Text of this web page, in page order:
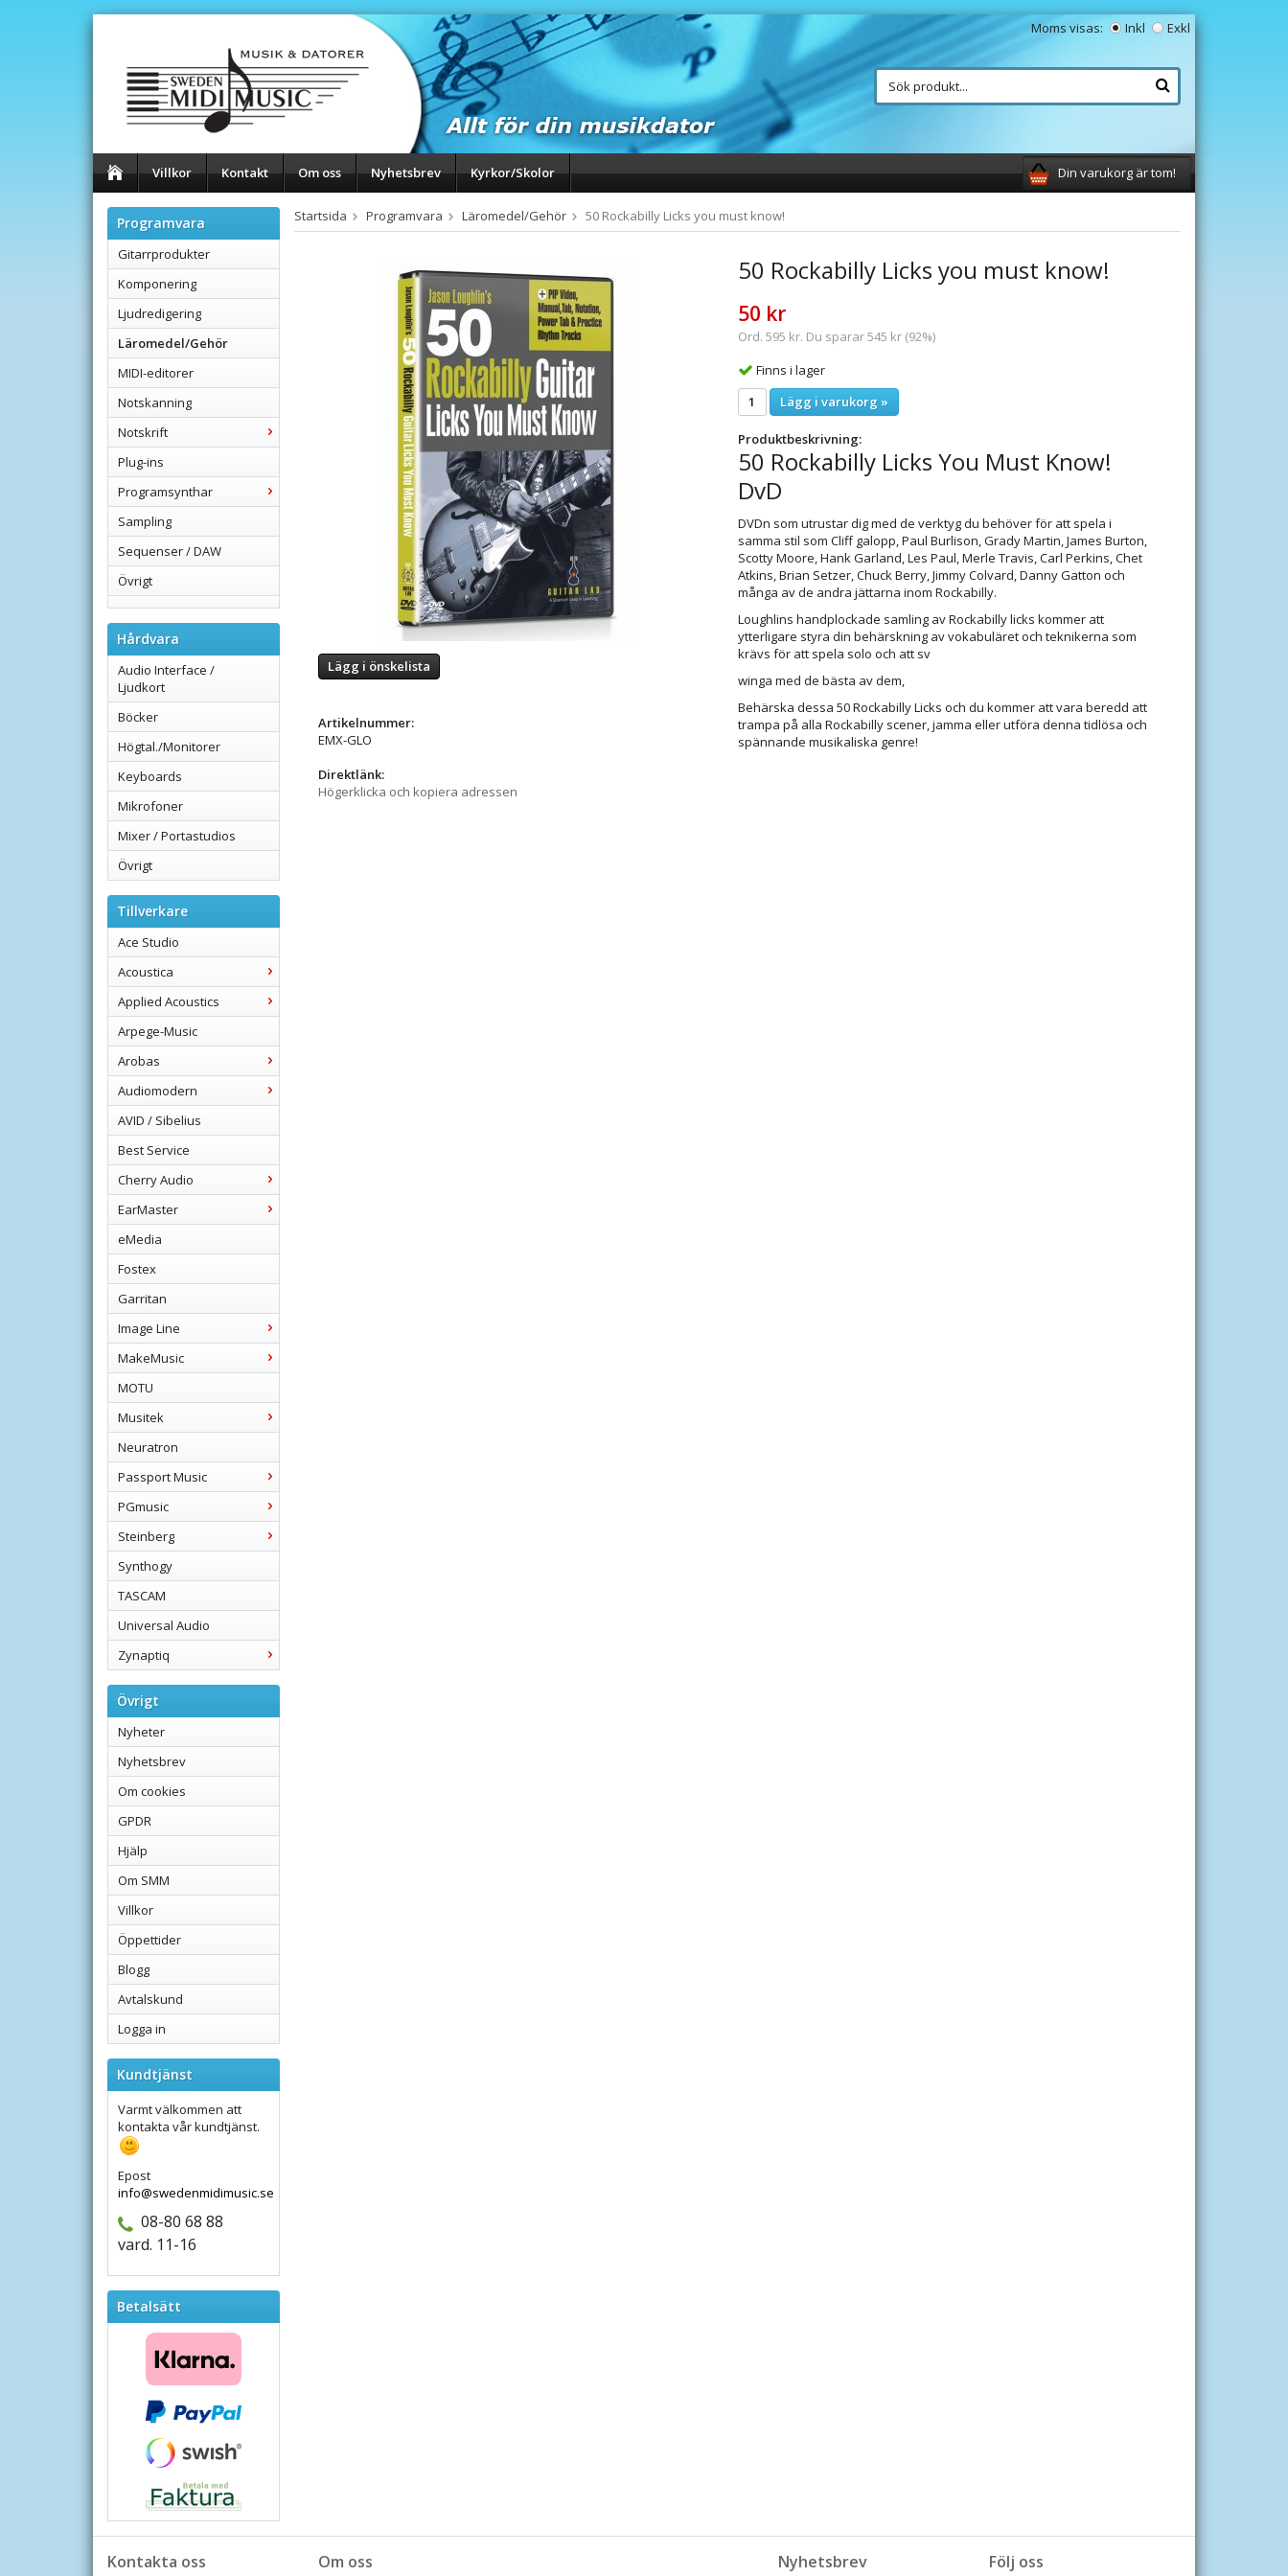
Moms visas: Inkl Exkl
Villkor Kontakt Om oss Nyhetsbrev Kyrkor/Skolor Din varukorg är tom!
Programvara
Gitarrprodukter
Komponering
Ljudredigering
Läromedel/Gehör
MIDI-editorer
Notskanning
Notskrift
Plug-ins
Programsynthar
Sampling
Sequenser / DAW
Övrigt
Hårdvara
Audio Interface /
Ljudkort
Böcker
Högtal./Monitorer
Keyboards
Mikrofoner
Mixer / Portastudios
Övrigt
Tillverkare
Ace Studio
Acoustica
Applied Acoustics
Arpege-Music
Arobas
Audiomodern
AVID / Sibelius
Best Service
Cherry Audio
EarMaster
eMedia
Fostex
Garritan
Image Line
MakeMusic
MOTU
Musitek
Neuratron
Passport Music
PGmusic
Steinberg
Synthogy
TASCAM
Universal Audio
Zynaptiq
Övrigt
Nyheter
Nyhetsbrev
Om cookies
GPDR
Hjälp
Om SMM
Villkor
Öppettider
Blogg
Avtalskund
Logga in
Kundtjänst
Varmt välkommen att
kontakta vår kundtjänst.
Epost
info@swedenmidimusic.se
08-80 68 88
vard. 11-16
Betalsätt
Startsida Programvara Läromedel/Gehör 50 Rockabilly Licks you must know!
50 Rockabilly Licks you must know!
50 kr
Ord. 595 kr. Du sparar 545 kr (92%)
Finns i lager
Lägg i varukorg »
Produktbeskrivning:
50 Rockabilly Licks You Must Know!
DvD
DVDn som utrustar dig med de verktyg du behöver för att spela i
samma stil som Cliff galopp, Paul Burlison, Grady Martin, James Burton,
Scotty Moore, Hank Garland, Les Paul, Merle Travis, Carl Perkins, Chet
Atkins, Brian Setzer, Chuck Berry, Jimmy Colvard, Danny Gatton och
många av de andra jättarna inom Rockabilly.
Loughlins handplockade samling av Rockabilly licks kommer att
ytterligare styra din behärskning av vokabuläret och teknikerna som
krävs för att spela solo och att sv
winga med de bästa av dem,
Behärska dessa 50 Rockabilly Licks och du kommer att vara beredd att
trampa på alla Rockabilly scener, jamma eller utföra denna tidlösa och
spännande musikaliska genre!
Lägg i önskelista
Artikelnummer:
EMX-GLO
Direktlänk:
Högerklicka och kopiera adressen
Kontakta oss Följ oss
Nyhetsbrev
Om oss